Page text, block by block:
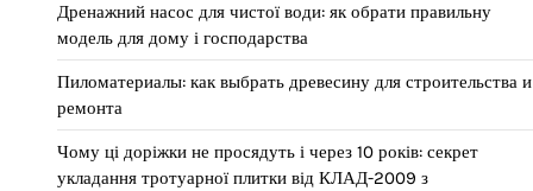
Дренажний насос для чистої води: як обрати правильну
модель для дому і господарства
Пиломатериалы: как выбрать древесину для строительства и
ремонта
Чому ці доріжки не просядуть і через 10 років: секрет
укладання тротуарної плитки від КЛАД-2009 з